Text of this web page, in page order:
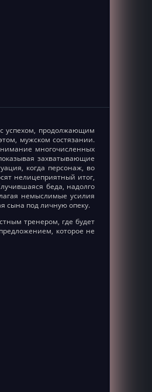
успехом, продолжающим
мужском состязании.
многочисленных
захватывающие
когда персонаж, во
нелицеприятный итог,
беда, надолго
немыслимые усилия
сына под личную опеку.
тренером, где будет
которое не